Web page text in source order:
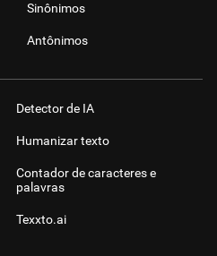
Sinônimos
Antônimos
Detector de IA
Humanizar texto
Contador de caracteres e
palavras
Texxto.ai